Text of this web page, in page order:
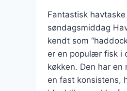
Fantastisk
søndagsmiddag
kendt som
er en populær fisk i
køkken. Den har en
en fast konsistens,